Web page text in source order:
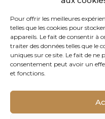
Pour offrir les meilleures
telles que les cookies pour
appareils. Le fait de consentir à
traiter des données telles que le
uniques sur ce site. Le fait de ne
consentement peut avoir un
et fonctions.
PARQUET